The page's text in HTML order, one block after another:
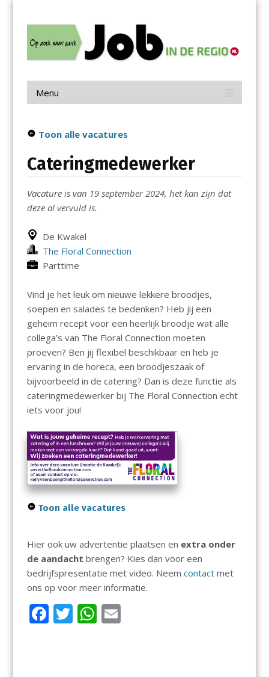
contentJob in de Regio
Menu
Toon alle vacatures
Cateringmedewerker
Vacature is van 19 september 2024, het kan zijn dat
deze al vervuld is.
De Kwakel
The Floral Connection
Parttime
Vind je het leuk om nieuwe lekkere broodjes,
soepen en salades te bedenken? Heb jij een
geheim recept voor een heerlijk broodje wat alle
collega’s van The Floral Connection moeten
proeven? Ben jij flexibel beschikbaar en heb je
ervaring in de horeca, een broodjeszaak of
bijvoorbeeld in de catering? Dan is deze functie als
cateringmedewerker bij The Floral Connection echt
iets voor jou!
Toon alle vacatures
Hier ook uw advertentie plaatsen en extra onder
de aandacht brengen? Kies dan voor een
bedrijfspresentatie met video. Neem contactmet
ons op voor meer informatie.
F T W E